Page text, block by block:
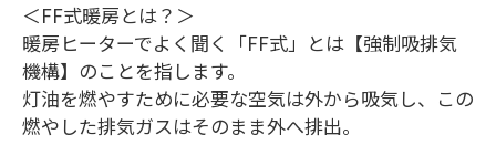
＜FF式暖房とは？＞
暖房ヒーターでよく聞く「FF式」とは【強制吸排気
機構】のことを指します。
灯油を燃やすために必要な空気は外から吸気し、この
燃やした排気ガスはそのまま外へ排出。